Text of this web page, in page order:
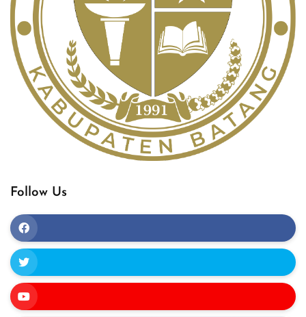
Follow Us